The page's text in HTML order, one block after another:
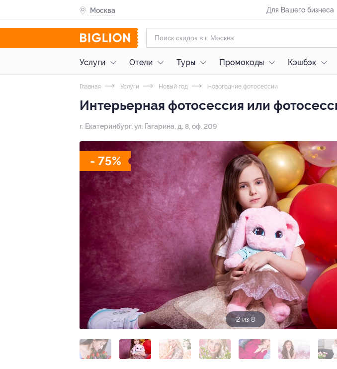
Москва Для Вашего бизнеса
Услуги Отели Туры Промокоды Кэшбэк
Главная Услуги Новый год Новогодние фотосессии
Интерьерная фотосессия или
г. Екатеринбург, ул. Гагарина, д. 8, оф. 209
- 75%
3 из 8